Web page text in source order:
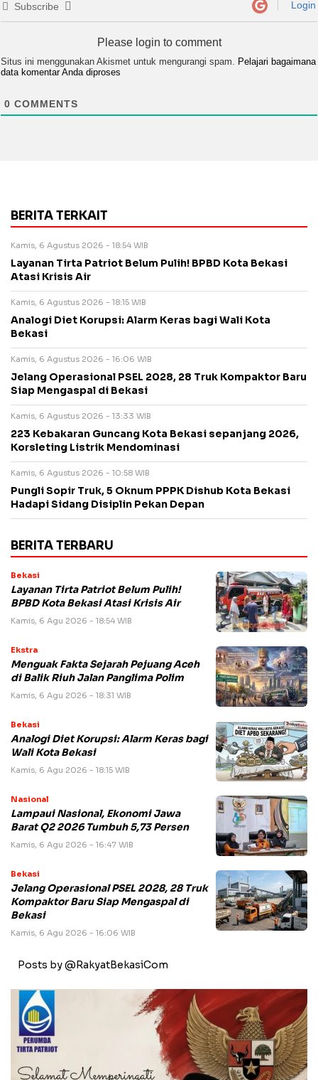
Subscribe Login
Please login to comment
Situs ini menggunakan Akismet untuk mengurangi spam. Pelajari bagaimana
data komentar Anda diproses
0 COMMENTS
BERITA TERKAIT
Kamis, 6 Agustus 2026 - 18:54 WIB
Layanan Tirta Patriot Belum Pulih! BPBD Kota Bekasi
Atasi Krisis Air
Kamis, 6 Agustus 2026 - 18:15 WIB
Analogi Diet Korupsi: Alarm Keras bagi Wali Kota
Bekasi
Kamis, 6 Agustus 2026 - 16:06 WIB
Jelang Operasional PSEL 2028, 28 Truk Kompaktor Baru
Siap Mengaspal di Bekasi
Kamis, 6 Agustus 2026 - 13:33 WIB
223 Kebakaran Guncang Kota Bekasi sepanjang 2026,
Korsleting Listrik Mendominasi
Kamis, 6 Agustus 2026 - 10:58 WIB
Pungli Sopir Truk, 5 Oknum PPPK Dishub Kota Bekasi
Hadapi Sidang Disiplin Pekan Depan
BERITA TERBARU
Bekasi
Layanan Tirta Patriot Belum Pulih!
BPBD Kota Bekasi Atasi Krisis Air
Kamis, 6 Agu 2026 - 18:54 WIB
Ekstra
Menguak Fakta Sejarah Pejuang Aceh
di Balik Riuh Jalan Panglima Polim
Kamis, 6 Agu 2026 - 18:31 WIB
Bekasi
Analogi Diet Korupsi: Alarm Keras bagi
Wali Kota Bekasi
Kamis, 6 Agu 2026 - 18:15 WIB
Nasional
Lampaui Nasional, Ekonomi Jawa
Barat Q2 2026 Tumbuh 5,73 Persen
Kamis, 6 Agu 2026 - 16:47 WIB
Bekasi
Jelang Operasional PSEL 2028, 28 Truk
Kompaktor Baru Siap Mengaspal di
Bekasi
Kamis, 6 Agu 2026 - 16:06 WIB
Posts by @RakyatBekasiCom